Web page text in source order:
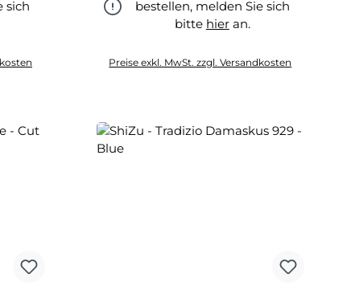
sich
bestellen, melden Sie sich
bitte hieran.
Preise exkl. MwSt. zzgl. Versandkosten